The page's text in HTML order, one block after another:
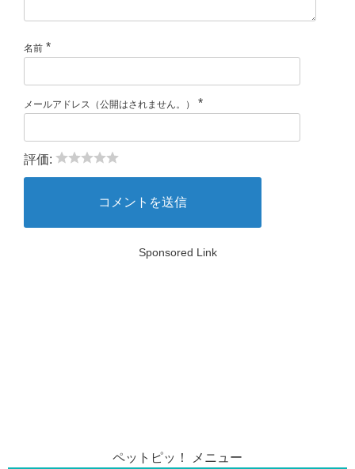
名前 *
メールアドレス（公開はされません。） *
評価:
Sponsored Link
ペットピッ！ メニュー